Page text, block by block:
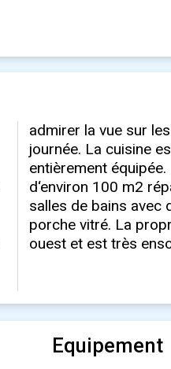
ouest et est très
Equipement